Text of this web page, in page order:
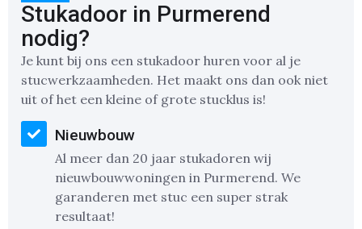
Stukadoor in Purmerend
nodig?
Je kunt bij ons een stukadoor huren voor al je
stucwerkzaamheden. Het maakt ons dan ook niet
uit of het een kleine of grote stucklus is!
Nieuwbouw
Al meer dan 20 jaar stukadoren wij
nieuwbouwwoningen in Purmerend. We
garanderen met stuc een super strak
resultaat!